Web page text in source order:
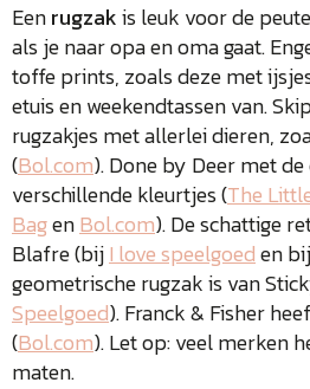
Eenrugzakis leuk voor de
als je naar opa en oma gaat.
toffe prints, zoals deze met
etuis en weekendtassen van.
rugzakjes met allerlei dieren,
(Bol.com). Done by Deer met
verschillende kleurtjes (The
BagenBol.com). De schattige
Blafre (bijI love speelgoeden bij
geometrische rugzak is van
Speelgoed). Franck & Fisher
(Bol.com). Let op: veel merken
maten.